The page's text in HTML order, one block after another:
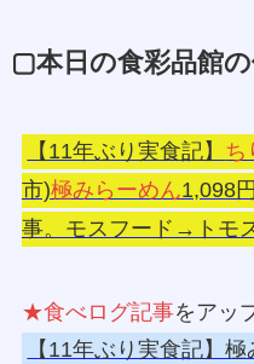
▢本日の食彩品館
【11年ぶり実食記】 ち
市)極みらーめん1,098
事。モスフード→トモ
★食べログ記事をアッ
【11年ぶり実食記】